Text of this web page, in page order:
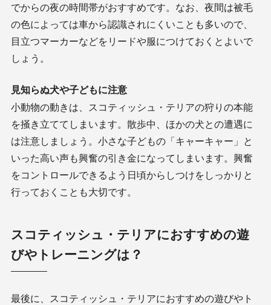
でからの夜の時間帯がおすすめです。なお、夜間は被毛
の色によっては車から認識されにくいことも多いので、
目立つマーカーなどをリードや服につけておくとよいで
しょう。
見知らぬ犬や子どもに注意
小動物の動きは、スコティッシュ・テリアの狩りの本能
を掻き立ててしまいます。散歩中、ほかの犬との遭遇に
は注意しましょう。小さな子どもの「キャーキャー」と
いった高い声も興奮の引き金になってしまいます。興奮
をコントロールできるよう日頃からしつけをしっかりと
行っておくことも大切です。
スコティッシュ・テリアにおすすめの遊
びやトレーニングは？
最後に、スコティッシュ・テリアにおすすめの遊びやト